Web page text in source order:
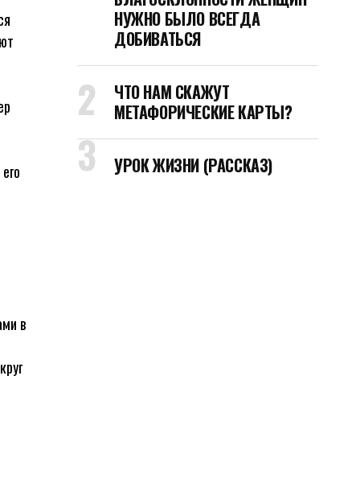
в
НУЖНО БЫЛО ВСЕГДА
ДОБИВАТЬСЯ
ЧТО НАМ СКАЖУТ
МЕТАФОРИЧЕСКИЕ КАРТЫ?
УРОК ЖИЗНИ (РАССКАЗ)